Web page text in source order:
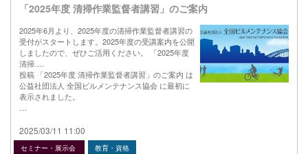
「2025年度 清掃作業監督者講習」のご案内
2025年6月より、2025年度の清掃作業監督者講習の
受付がスタートします。2025年度の受講案内を公開
しましたので、ぜひご活用ください。 「2025年度
清掃….
投稿 「2025年度 清掃作業監督者講習」のご案内 は
公益社団法人 全国ビルメンテナンス協会 に最初に
表示されました。
2025/03/11 11:00
セミナー・展示会 教育・資格